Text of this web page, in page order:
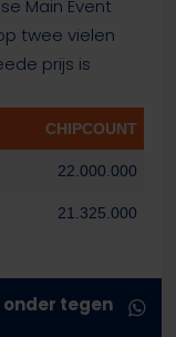
Main Event
twee vielen
prijs is
CHIPCOUNT
22.000.000
21.325.000
onder tegen